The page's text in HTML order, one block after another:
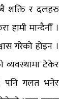
शक्ति र दलहरु
हामी मान्दैनौँ ।
गरेको होइन ।
व्यवस्थामा टेकेर
पनि गलत भनेर